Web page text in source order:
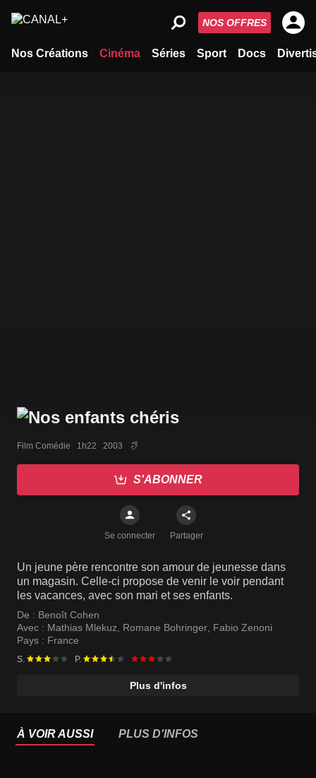
Nos Créations Cinéma Séries Sport Docs
NOS OFFRES
Film Comédie   1h22   2003
S'ABONNER
Se connecter Partager
Un jeune père rencontre son amour de jeunesse dans
un magasin. Celle-ci propose de venir le voir pendant
les vacances, avec son mari et ses enfants.
De : Benoît Cohen
Avec : Mathias Mlekuz, Romane Bohringer, Fabio Zenoni
Pays : France
S. P.
Plus d'infos
À VOIR AUSSI PLUS D'INFOS